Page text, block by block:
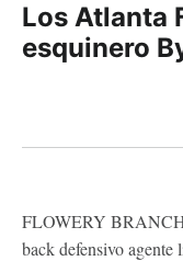
Los Atlanta
esquinero
FLOWERY
back defensivo agente